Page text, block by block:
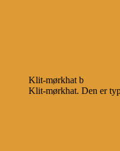
Klit-mørkhat b
Klit-mørkhat. Den er